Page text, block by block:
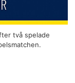
två spelade